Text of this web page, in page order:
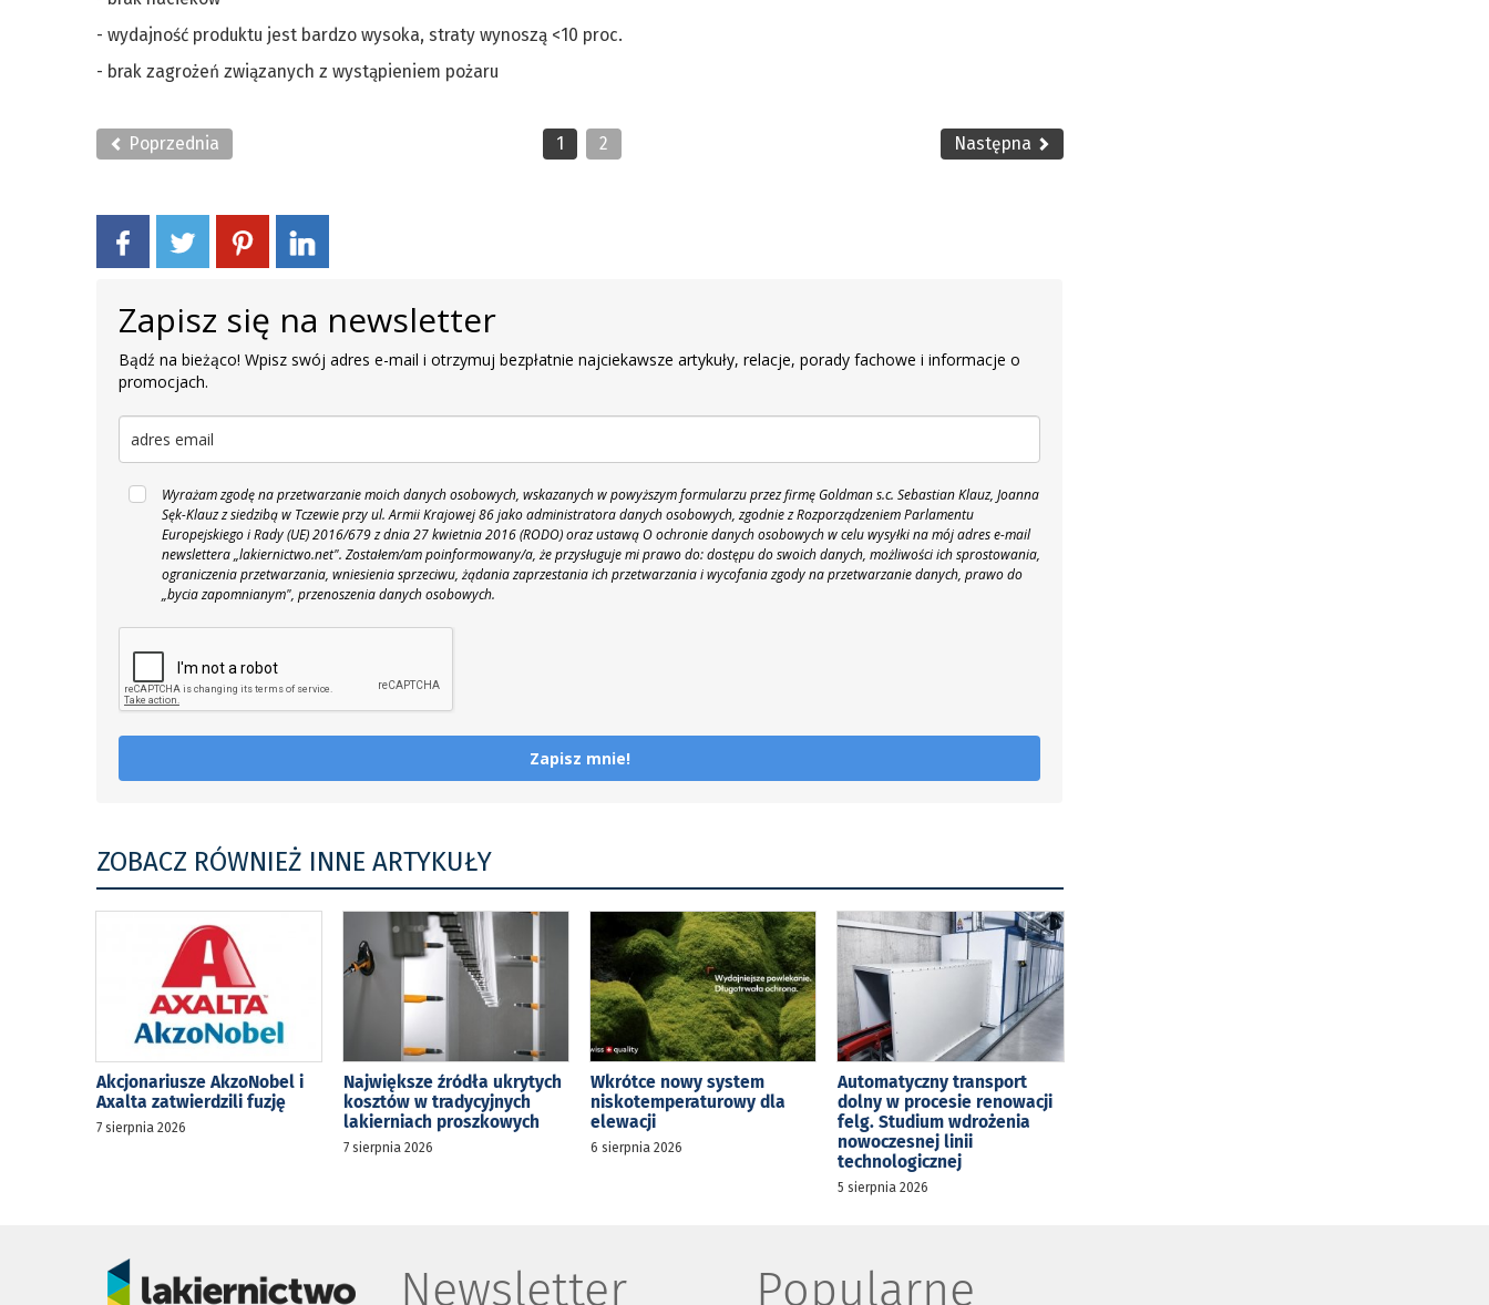
- wydajność produktu jest bardzo wysoka, straty wynoszą <10 proc.
- brak zagrożeń związanych z wystąpieniem pożaru
Poprzednia 1 2 Następna
Zapisz się na newsletter
Bądź na bieżąco! Wpisz swój adres e-mail i otrzymuj bezpłatnie najciekawsze artykuły, relacje, porady fachowe i informacje o
promocjach.
Wyrażam zgodę na przetwarzanie moich danych osobowych, wskazanych w powyższym formularzu przez firmę Goldman s.c. Sebastian Klauz, Joanna
Sęk-Klauz z siedzibą w Tczewie przy ul. Armii Krajowej 86 jako administratora danych osobowych, zgodnie z Rozporządzeniem Parlamentu
Europejskiego i Rady (UE) 2016/679 z dnia 27 kwietnia 2016 (RODO) oraz ustawą O ochronie danych osobowych w celu wysyłki na mój adres e-mail
newslettera „lakiernictwo.net". Zostałem/am poinformowany/a, że przysługuje mi prawo do: dostępu do swoich danych, możliwości ich sprostowania,
ograniczenia przetwarzania, wniesienia sprzeciwu, żądania zaprzestania ich przetwarzania i wycofania zgody na przetwarzanie danych, prawo do
„bycia zapomnianym", przenoszenia danych osobowych.
Zapisz mnie!
ZOBACZ RÓWNIEŻ INNE ARTYKUŁY
Akcjonariusze AkzoNobel i
Axalta zatwierdzili fuzję
7 sierpnia 2026
Największe źródła ukrytych
kosztów w tradycyjnych
lakierniach proszkowych
7 sierpnia 2026
Wkrótce nowy system
niskotemperaturowy dla
elewacji
6 sierpnia 2026
Automatyczny transport
dolny w procesie renowacji
felg. Studium wdrożenia
nowoczesnej linii
technologicznej
5 sierpnia 2026
Newsletter Popularne